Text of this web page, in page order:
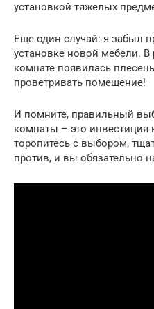
установкой тяжелых
Еще один случай: я забыл
установке новой мебели. В
комнате появилась
проветривать помещение!
И помните, правильный
комнаты – это
торопитесь с выбором,
против, и вы обязательно